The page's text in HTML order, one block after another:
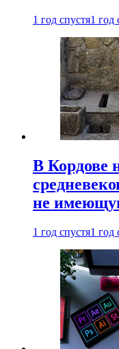
1 год спустя1 год
В Кордове
не
1 год спустя1 год